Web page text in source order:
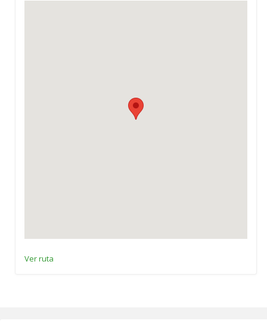
Ver ruta